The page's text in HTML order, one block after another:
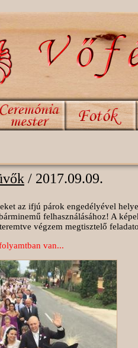
/ 2017.09.09.
az ifjú párok engedélyével
felhasználásához! A
végzem megtisztelő
van...